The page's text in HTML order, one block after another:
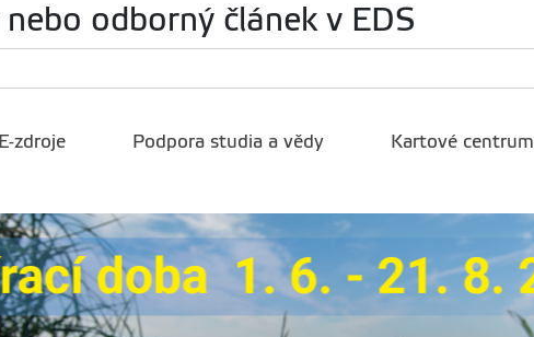
odborný článek v EDS
E-zdroje Podpora studia a vědy Kartové centrum